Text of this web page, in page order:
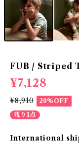
FUB / Striped
¥7,128
¥8,910
20%OFF
残り1点
International